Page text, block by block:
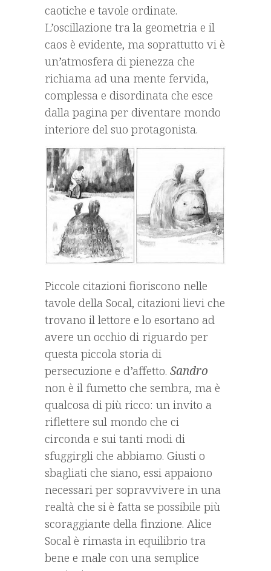
caotiche e tavole ordinate.
L’oscillazione tra la geometria e il
caos è evidente, ma soprattutto vi è
un’atmosfera di pienezza che
richiama ad una mente fervida,
complessa e disordinata che esce
dalla pagina per diventare mondo
interiore del suo protagonista.
Piccole citazioni fioriscono nelle
tavole della Socal, citazioni lievi che
trovano il lettore e lo esortano ad
avere un occhio di riguardo per
questa piccola storia di
persecuzione e d’affetto. Sandro
non è il fumetto che sembra, ma è
qualcosa di più ricco: un invito a
riflettere sul mondo che ci
circonda e sui tanti modi di
sfuggirgli che abbiamo. Giusti o
sbagliati che siano, essi appaiono
necessari per sopravvivere in una
realtà che si è fatta se possibile più
scoraggiante della finzione. Alice
Socal è rimasta in equilibrio tra
bene e male con una semplice